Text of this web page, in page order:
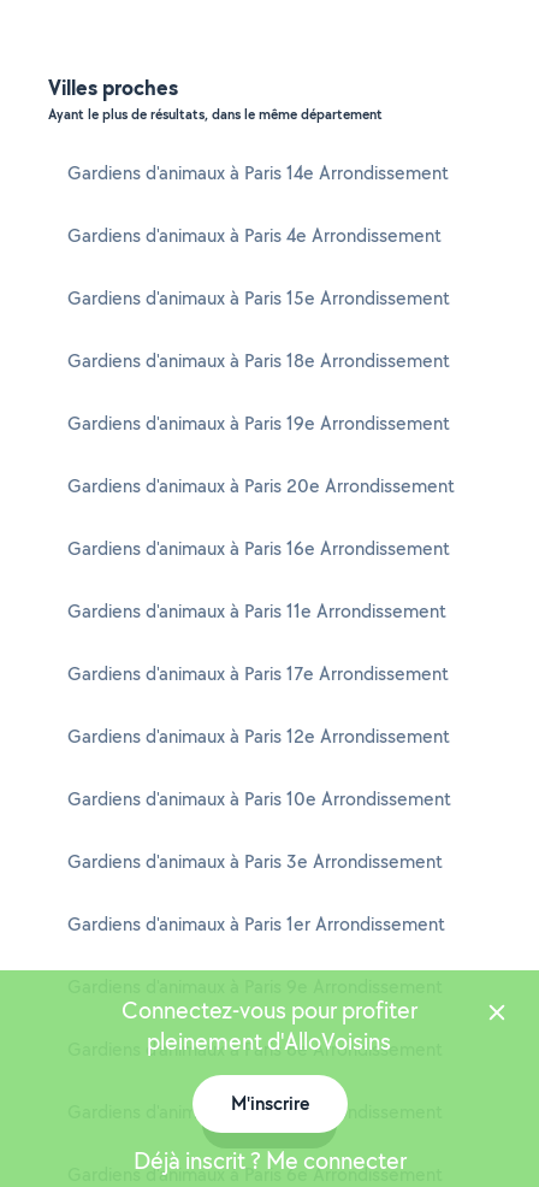
Villes proches
Ayant le plus de résultats, dans le même département
Gardiens d'animaux à Paris 14e Arrondissement
Gardiens d'animaux à Paris 4e Arrondissement
Gardiens d'animaux à Paris 15e Arrondissement
Gardiens d'animaux à Paris 18e Arrondissement
Gardiens d'animaux à Paris 19e Arrondissement
Gardiens d'animaux à Paris 20e Arrondissement
Gardiens d'animaux à Paris 16e Arrondissement
Gardiens d'animaux à Paris 11e Arrondissement
Gardiens d'animaux à Paris 17e Arrondissement
Gardiens d'animaux à Paris 12e Arrondissement
Gardiens d'animaux à Paris 10e Arrondissement
Gardiens d'animaux à Paris 3e Arrondissement
Gardiens d'animaux à Paris 1er Arrondissement
Gardiens d'animaux à Paris 8e Arrondissement
Gardiens d'animaux à Paris 5e Arrondissement
Gardiens d'animaux à Paris 6e Arrondissement
Connectez-vous pour profiter
pleinement d'AlloVoisins
M'inscrire
Déjà inscrit ? Me connecter